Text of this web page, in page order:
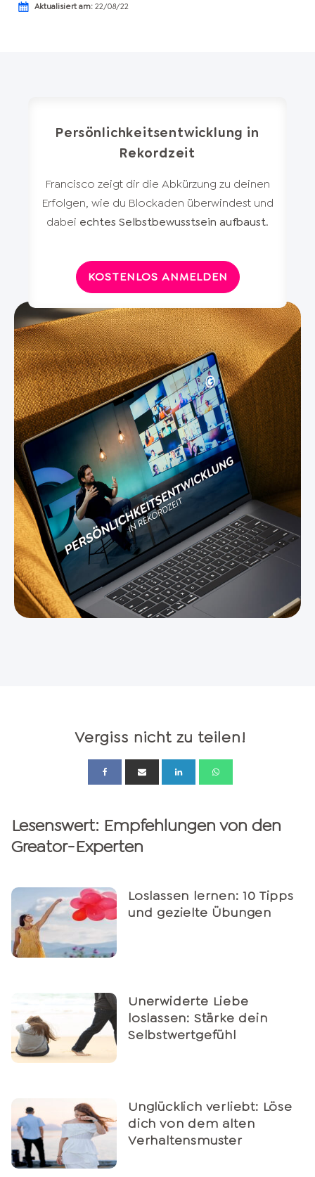
Aktualisiert am: 22/08/22
Persönlichkeitsentwicklung in
Rekordzeit
Francisco zeigt dir die Abkürzung zu deinen
Erfolgen, wie du Blockaden überwindest und
dabei echtes Selbstbewusstsein aufbaust.
KOSTENLOS ANMELDEN
Vergiss nicht zu teilen!
Lesenswert: Empfehlungen von den
Greator-Experten
Loslassen lernen: 10 Tipps
und gezielte Übungen
Unerwiderte Liebe
loslassen: Stärke dein
Selbstwertgefühl
Unglücklich verliebt: Löse
dich von dem alten
Verhaltensmuster